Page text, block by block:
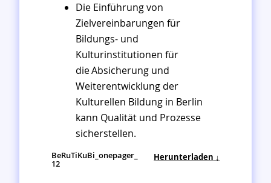
Die Einführung von
Zielvereinbarungen für
Bildungs- und
Kulturinstitutionen für
die Absicherung und
Weiterentwicklung der
Kulturellen Bildung in Berlin
kann Qualität und Prozesse
sicherstellen.
BeRuTiKuBi_onepager_
12
Herunterladen